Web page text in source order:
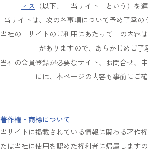
ィス （以下、「当サイト」という）を
当サイトは、次の各事項について予め了承の
当社の「サイトのご利用にあたって」の内容
がありますので、あらかじめご了
当社の会員登録が必要なサイト、お問合せ、
には、本ページの内容も事前にご確
著作権・商標について
当サイトに掲載されている情報に関わる著作
たは当社に使用を認めた権利者に帰属します